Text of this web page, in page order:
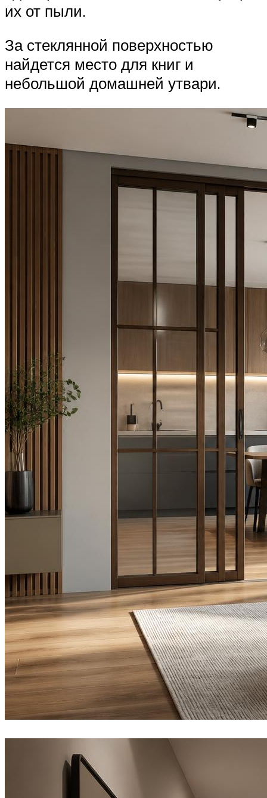
их от пыли.
За стеклянной поверхностью
найдется место для книг и
небольшой домашней утвари.